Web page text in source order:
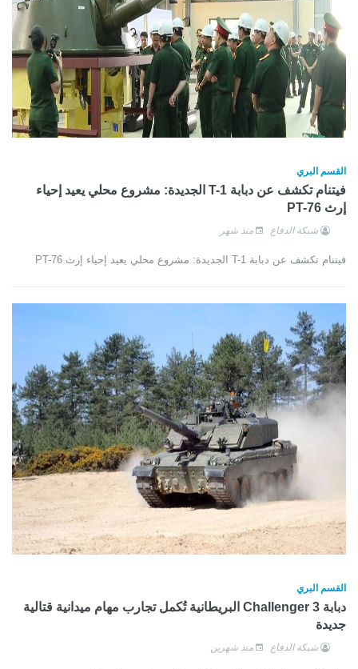
القسم البري
فيتنام تكشف عن دبابة T-1 الجديدة: مشروع محلي يعيد إحياء
إرث PT-76
شبكة الدفاع منذ شهر
فيتنام تكشف عن دبابة T-1 الجديدة: مشروع محلي يعيد إحياء إرث PT-76
القسم البري
دبابة Challenger 3 البريطانية تُكمل تجارب مهام ميدانية قتالية
جديدة
شبكة الدفاع منذ شهرين